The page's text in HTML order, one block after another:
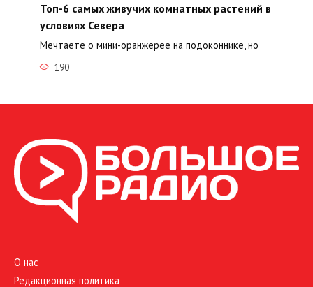
Топ-6 самых живучих комнатных растений в
условиях Севера
Мечтаете о мини-оранжерее на подоконнике, но
190
О нас
Редакционная политика